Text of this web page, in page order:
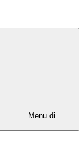
Menu di